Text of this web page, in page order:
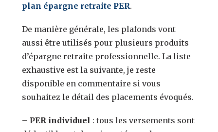
plan épargne retraite PER.
De manière générale, les plafonds vont
aussi être utilisés pour plusieurs produits
d’épargne retraite professionnelle. La liste
exhaustive est la suivante, je reste
disponible en commentaire si vous
souhaitez le détail des placements évoqués.
– PER individuel : tous les versements sont